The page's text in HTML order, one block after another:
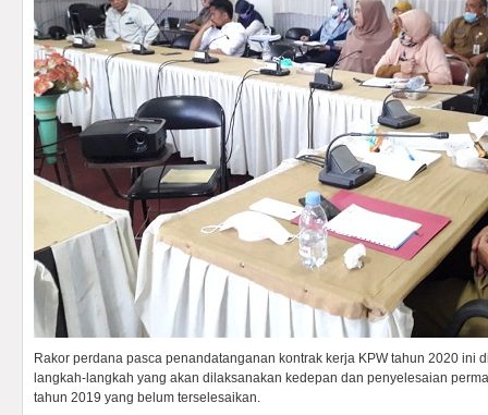
Rakor perdana pasca penandatanganan kontrak kerja KPW tahun 2020 ini
langkah-langkah yang akan dilaksanakan kedepan dan penyelesaian
tahun 2019 yang belum terselesaikan.